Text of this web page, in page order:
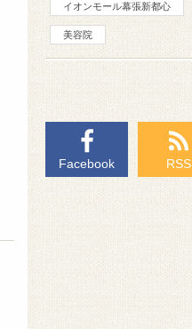
イオンモール幕張新都心
美容院
Facebook RSS